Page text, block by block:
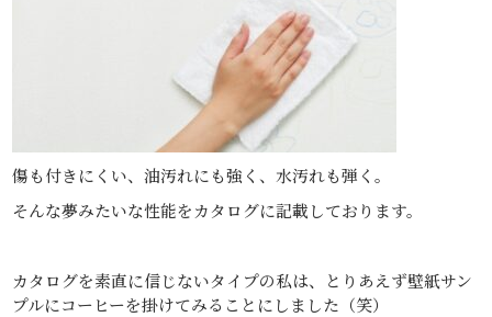
傷も付きにくい、油汚れにも強く、水汚れも弾く。
そんな夢みたいな性能をカタログに記載しております。
カタログを素直に信じないタイプの私は、とりあえず壁紙サン
プルにコーヒーを掛けてみることにしました（笑）